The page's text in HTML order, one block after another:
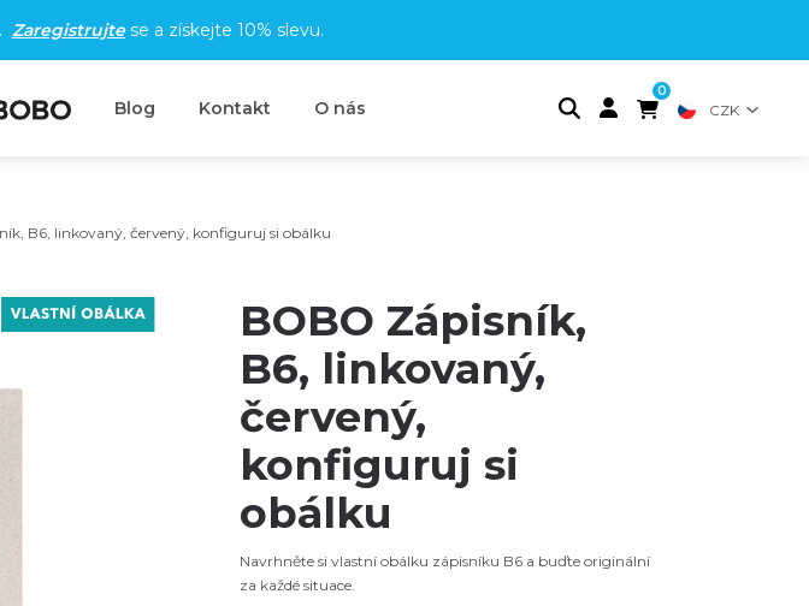
Zaregistrujtese a získejte 10% slevu.
Blog Kontakt O nás
0
CZK
B6, linkovaný, červený, konfiguruj si obálku
BOBO Zápisník,
B6, linkovaný,
červený,
konfiguruj si
obálku
Navrhněte si vlastní obálku zápisníku B6 a buďte originální
za každé situace.